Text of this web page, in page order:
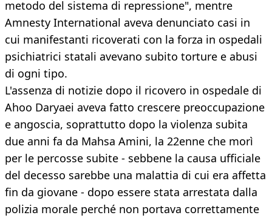
metodo del sistema di repressione", mentre
Amnesty International aveva denunciato casi in
cui manifestanti ricoverati con la forza in ospedali
psichiatrici statali avevano subito torture e abusi
di ogni tipo.
L'assenza di notizie dopo il ricovero in ospedale di
Ahoo Daryaei aveva fatto crescere preoccupazione
e angoscia, soprattutto dopo la violenza subita
due anni fa da Mahsa Amini, la 22enne che morì
per le percosse subite - sebbene la causa ufficiale
del decesso sarebbe una malattia di cui era affetta
fin da giovane - dopo essere stata arrestata dalla
polizia morale perché non portava correttamente